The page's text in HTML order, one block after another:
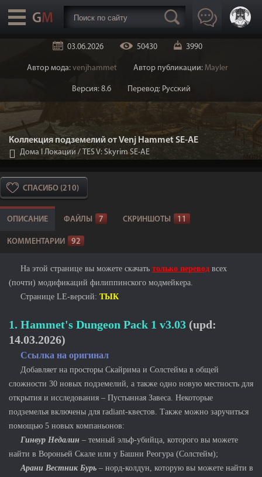
03.06.2026 50430 3990
Автор мода: venjhammet Автор публикации: Mayler
Версия: 8.6 Перевод: Русский
Коллекция подземелий от Venj Hammet SE-AE
Дома I Локации/ TES V: Skyrim SE-AE
СПАСИБО (210)
ОПИСАНИЕ ФАЙЛЫ 7 СКРИНШОТЫ 11
КОММЕНТАРИИ 92
На этой странице вы можете скачать только перевод всех
(почти) модификаций филиппинского модмейкера.
Странице LE-версий: ТЫК
1. Hammet's Dungeon Pack 1 v3.03 (upd:
14.03.2026)
Ссылка на оригинал
Добавляет на просторы Скайрима и Солстейма в общей
сложности 30 новых подземелий, а также одно новую местность для
открытия и исследования – Пустынная Завеса. Некоторые
подземелья включены для radiant-квестов. Также можно заручиться
помощью 5 новых компаньонов:
Гинвур Недалин – темный эльф-убийца, которого вы можете
найти в Вороньей Скале или у Башни Реогура (Солстейм);
Арани Вестник Бурь – норд-колдун, которую вы можете найти в